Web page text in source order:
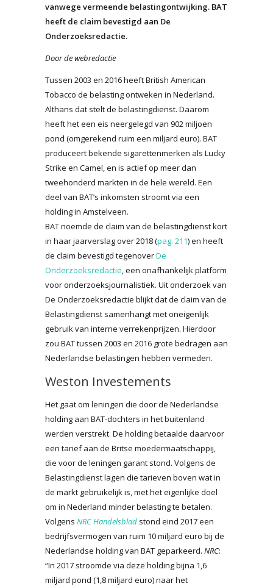
vanwege vermeende belastingontwijking. BAT
heeft de claim bevestigd aan De
Onderzoeksredactie.
Door de webredactie
Tussen 2003 en 2016 heeft British American
Tobacco de belasting ontweken in Nederland.
Althans dat stelt de belastingdienst. Daarom
heeft het een eis neergelegd van 902 miljoen
pond (omgerekend ruim een miljard euro). BAT
produceert bekende sigarettenmerken als Lucky
Strike en Camel, en is actief op meer dan
tweehonderd markten in de hele wereld. Een
deel van BAT’s inkomsten stroomt via een
holding in Amstelveen.
BAT noemde de claim van de belastingdienst kort
in haar jaarverslag over 2018 (pag. 211) en heeft
de claim bevestigd tegenoverDe
Onderzoeksredactie, een onafhankelijk platform
voor onderzoeksjournalistiek. Uit onderzoek van
De Onderzoeksredactie blijkt dat de claim van de
Belastingdienst samenhangt met oneigenlijk
gebruik van interne verrekenprijzen. Hierdoor
zou BAT tussen 2003 en 2016 grote bedragen aan
Nederlandse belastingen hebben vermeden.
Weston Investements
Het gaat om leningen die door de Nederlandse
holding aan BAT-dochters in het buitenland
werden verstrekt. De holding betaalde daarvoor
een tarief aan de Britse moedermaatschappij,
die voor de leningen garant stond. Volgens de
Belastingdienst lagen die tarieven boven wat in
de markt gebruikelijk is, met het eigenlijke doel
om in Nederland minder belasting te betalen.
Volgens NRC Handelsblad stond eind 2017 een
bedrijfsvermogen van ruim 10 miljard euro bij de
Nederlandse holding van BAT geparkeerd. NRC:
“In 2017 stroomde via deze holding bijna 1,6
miljard pond (1,8 miljard euro) naar het